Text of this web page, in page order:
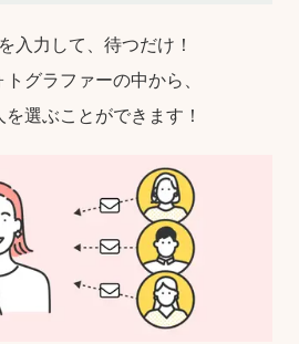
入力して、待つだけ！
グラファーの中から、
選ぶことができます！